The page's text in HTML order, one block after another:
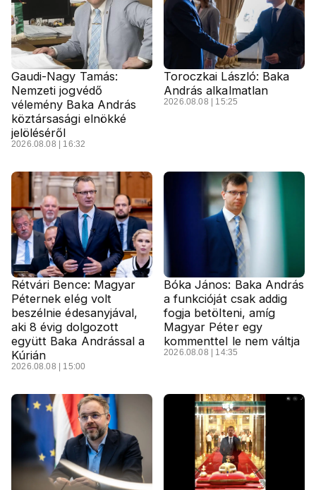
Gaudi-Nagy Tamás:
Nemzeti jogvédő
vélemény Baka András
köztársasági elnökké
jelöléséről
2026.08.08 | 16:32
Toroczkai László: Baka
András alkalmatlan
2026.08.08 | 15:25
Rétvári Bence: Magyar
Péternek elég volt
beszélnie édesanyjával,
aki 8 évig dolgozott
együtt Baka Andrással a
Kúrián
2026.08.08 | 15:00
Bóka János: Baka András
a funkcióját csak addig
fogja betölteni, amíg
Magyar Péter egy
kommenttel le nem váltja
2026.08.08 | 14:35